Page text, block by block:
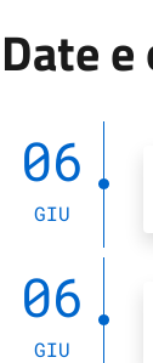
Date
06
GIU
06
GIU